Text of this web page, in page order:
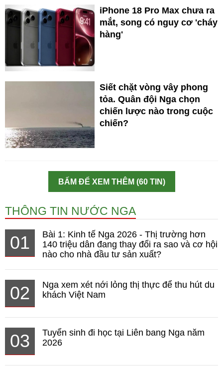
iPhone 18 Pro Max chưa ra
mắt, song có nguy cơ 'cháy
hàng'
Siết chặt vòng vây phong
tỏa. Quân đội Nga chọn
chiến lược nào trong cuộc
chiến?
BẤM ĐỂ XEM THÊM (60 TIN)
THÔNG TIN NƯỚC NGA
01
Bài 1: Kinh tế Nga 2026 - Thị trường hơn
140 triệu dân đang thay đổi ra sao và cơ hội
nào cho nhà đầu tư sản xuất?
02
Nga xem xét nới lỏng thị thực để thu hút du
khách Việt Nam
03
Tuyển sinh đi học tại Liên bang Nga năm
2026